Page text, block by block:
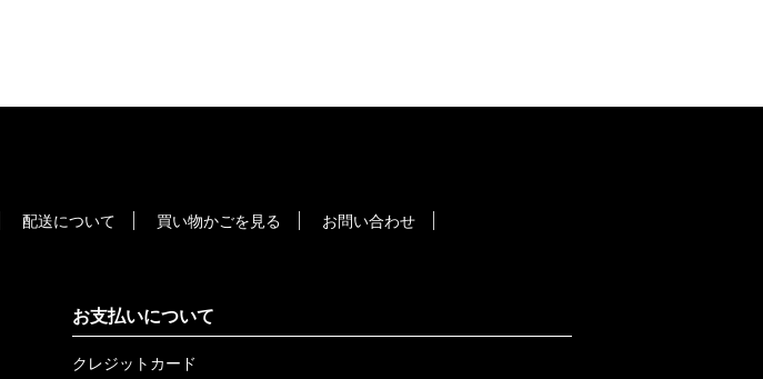
配送について 買い物かごを見る お問い合わせ
お支払いについて
クレジットカード